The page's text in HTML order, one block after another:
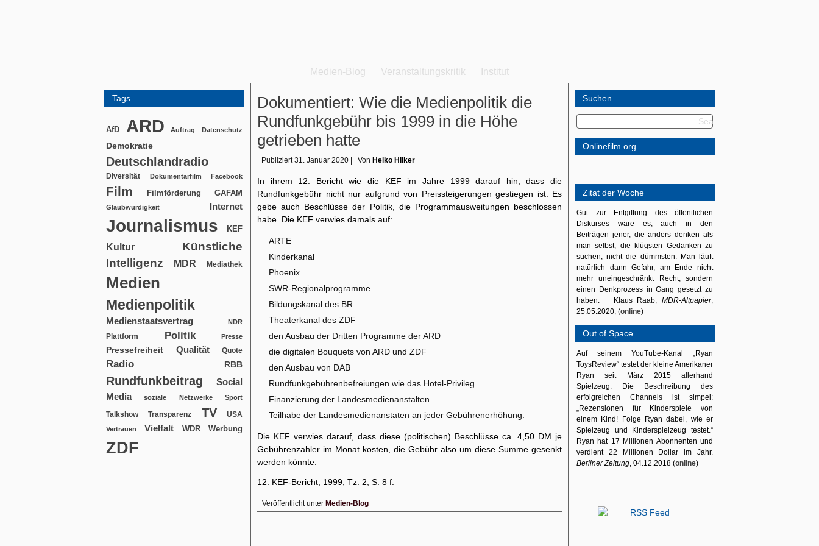
Medien-Blog Veranstaltungskritik Institut
Tags
AfD ARD Auftrag Datenschutz
Demokratie
Deutschlandradio
Diversität Dokumentarfilm Facebook
Film Filmförderung GAFAM
Glaubwürdigkeit Internet
Journalismus KEF
Kultur
Künstliche
Intelligenz
MDR Mediathek
Medien
Medienpolitik
Medienstaatsvertrag NDR
Plattform Politik Presse
Pressefreiheit Qualität Quote
Radio RBB
Rundfunkbeitrag
Social
Media
soziale Netzwerke Sport
Talkshow Transparenz TV USA
Vertrauen Vielfalt WDR Werbung
ZDF
Dokumentiert: Wie die Medienpolitik die
Rundfunkgebühr bis 1999 in die Höhe
getrieben hatte
Publiziert 31. Januar 2020 Von Heiko Hilker
In ihrem 12. Bericht wie die KEF im Jahre 1999 darauf hin, dass die
Rundfunkgebühr nicht nur aufgrund von Preissteigerungen gestiegen ist. Es
gebe auch Beschlüsse der Politik, die Programmausweitungen beschlossen
habe. Die KEF verwies damals auf:
ARTE
Kinderkanal
Phoenix
SWR-Regionalprogramme
Bildungskanal des BR
Theaterkanal des ZDF
den Ausbau der Dritten Programme der ARD
die digitalen Bouquets von ARD und ZDF
den Ausbau von DAB
Rundfunkgebührenbefreiungen wie das Hotel-Privileg
Finanzierung der Landesmedienanstalten
Teilhabe der Landesmedienanstaten an jeder Gebührenerhöhung.
Die KEF verwies darauf, dass diese (politischen) Beschlüsse ca. 4,50 DM je
Gebührenzahler im Monat kosten, die Gebühr also um diese Summe gesenkt
werden könnte.
12. KEF-Bericht, 1999, Tz. 2, S. 8 f.
Veröffentlicht unter Medien-Blog
Suchen
Onlinefilm.org
Zitat der Woche
Gut zur Entgiftung des öffentlichen
Diskurses wäre es, auch in den
Beiträgen jener, die anders denken als
man selbst, die klügsten Gedanken zu
suchen, nicht die dümmsten. Man läuft
natürlich dann Gefahr, am Ende nicht
mehr uneingeschränkt Recht, sondern
einen Denkprozess in Gang gesetzt zu
haben. Klaus Raab, MDR-Altpapier,
25.05.2020, (online)
Out of Space
Auf seinem YouTube-Kanal „Ryan
ToysReview“ testet der kleine Amerikaner
Ryan seit März 2015 allerhand
Spielzeug. Die Beschreibung des
erfolgreichen Channels ist simpel:
„Rezensionen für Kinderspiele von
einem Kind! Folge Ryan dabei, wie er
Spielzeug und Kinderspielzeug testet.“
Ryan hat 17 Millionen Abonnenten und
verdient 22 Millionen Dollar im Jahr.
Berliner Zeitung, 04.12.2018 (online)